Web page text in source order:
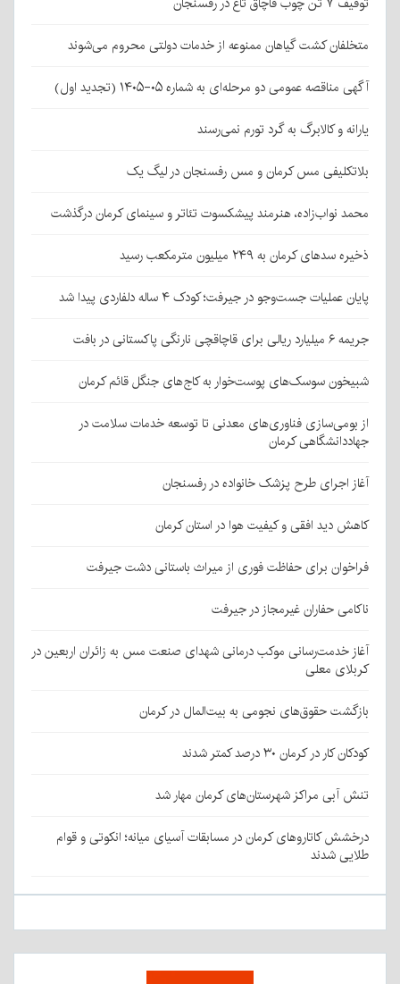
متخلفان کشت گیاهان ممنوعه از خدمات دولتی محروم می‌شوند
آگهی مناقصه عمومی دو مرحله‌ای به شماره ۰۵-۱۴۰۵ (تجدید اول)
یارانه و کالابرگ به گرد تورم نمی‌رسند
بلاتکلیفی مس کرمان و مس رفسنجان در لیگ یک
محمد نواب‌زاده، هنرمند پیشکسوت تئاتر و سینمای کرمان درگذشت
ذخیره سدهای کرمان به ۲۴۹ میلیون مترمکعب رسید
پایان عملیات جست‌وجو در جیرفت؛ کودک ۴ ساله دلفاردی پیدا شد
جریمه ۶ میلیارد ریالی برای قاچاقچی نارنگی پاکستانی در بافت
شبیخون سوسک‌های پوست‌خوار به کاج‌های جنگل قائم کرمان
از بومی‌سازی فناوری‌های معدنی تا توسعه خدمات سلامت در
جهاددانشگاهی کرمان
آغاز اجرای طرح پزشک خانواده در رفسنجان
کاهش دید افقی و کیفیت هوا در استان کرمان
فراخوان برای حفاظت فوری از میراث باستانی دشت جیرفت
ناکامی حفاران غیرمجاز در جیرفت
آغاز خدمت‌رسانی موکب درمانی شهدای صنعت مس به زائران اربعین در
کربلای معلی
بازگشت حقوق‌های نجومی به بیت‌المال در کرمان
کودکان کار در کرمان ۳۰ درصد کمتر شدند
تنش آبی مراکز شهرستان‌های کرمان مهار شد
درخشش کاتاروهای کرمان در مسابقات آسیای میانه؛ انکوتی و قوام
طلایی شدند